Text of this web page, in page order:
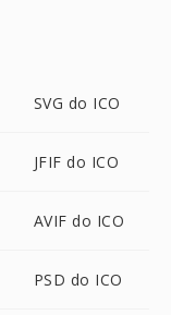
SVG do ICO
JFIF do ICO
AVIF do ICO
PSD do ICO